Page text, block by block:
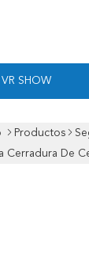
VR SHOW
Productos
Cerradura De